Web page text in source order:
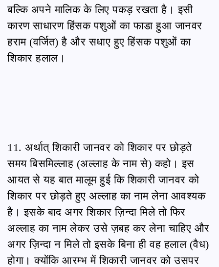
बल्कि अपने मालिक के लिए पकड़ रखता है। इसी
कारण साधारण हिंसक पशुओं का फाडा हुआ जानवर
हराम (वर्जित) है और सधाए हुए हिंसक पशुओं का
शिकार हलाल।
11. अर्थात् शिकारी जानवर को शिकार पर छोड़ते
समय बिसमिल्लाह (अल्लाह के नाम से) कहो। इस
आयत से यह बात मालूम हुई कि शिकारी जानवर को
शिकार पर छोड़ते हुए अल्लाह का नाम लेना आवश्यक
है। इसके बाद अगर शिकार ज़िन्दा मिले तो फिर
अल्लाह का नाम लेकर उसे ज़बह कर लेना चाहिए और
अगर ज़िन्दा न मिले तो इसके बिना ही वह हलाल (वैध)
होगा। क्योंकि आरम्भ में शिकारी जानवर को उसपर